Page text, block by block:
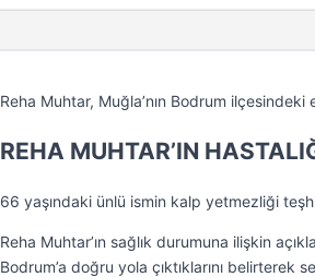
Reha Muhtar, Muğla’nın Bodrum ilçesindeki
REHA MUHTAR’IN
66 yaşındaki ünlü ismin kalp yetmezliği
Reha Muhtar’ın sağlık durumuna ilişkin
Bodrum’a doğru yola çıktıklarını belirterek